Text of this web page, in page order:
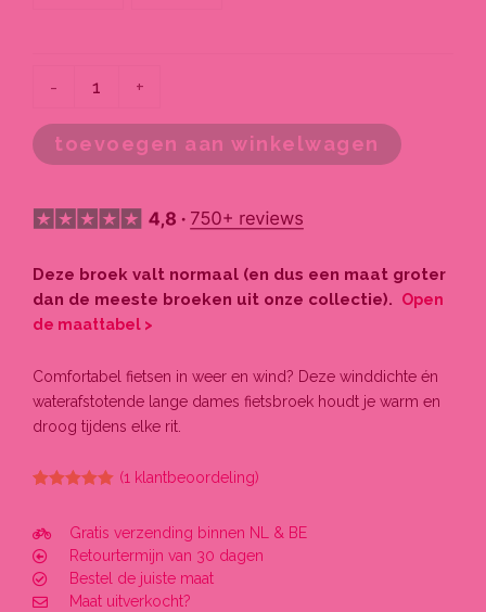
- +
toevoegen aan winkelwagen
Deze broek valt normaal (en dus een maat groter
dan de meeste broeken uit onze collectie).
Open
de maattabel >
Comfortabel fietsen in weer en wind? Deze winddichte én
waterafstotende lange dames fietsbroek houdt je warm en
droog tijdens elke rit.
gebaseerd
op
klant
waardering
(1 klantbeoordeling)
Gratis verzending binnen NL & BE
Retourtermijn van 30 dagen
Bestel de juiste maat
Maat uitverkocht?